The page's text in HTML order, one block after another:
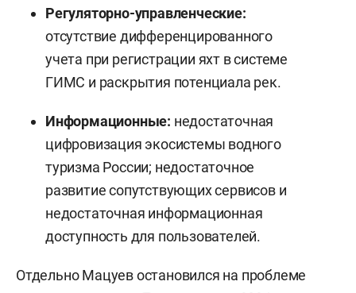
Регуляторно-управленческие:
отсутствие дифференцированного
учета при регистрации яхт в системе
ГИМС и раскрытия потенциала рек.
Информационные: недостаточная
цифровизация экосистемы водного
туризма России; недостаточное
развитие сопутствующих сервисов и
недостаточная информационная
доступность для пользователей.
Отдельно Мацуев остановился на проблеме